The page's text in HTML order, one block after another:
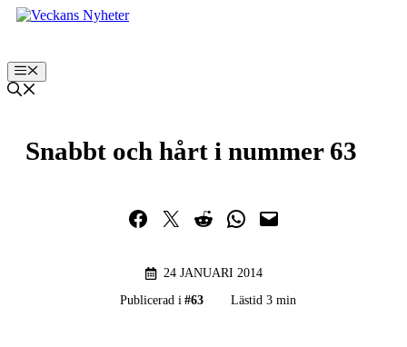
Hoppa
Meny
Snabbt och hårt i nummer 63
Dela på Facebook
Dela på TwitterDela på RedditDela i WhatsApp
Maila en länk
24 JANUARI 2014
Publicerad i #63 Lästid 3 min